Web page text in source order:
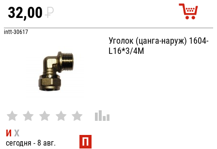
32,00P
УБ.
intt-30617
Уголок (цанга-наруж) 1604-
L16*3/4М
И Х
сегодня - 8 авг. П